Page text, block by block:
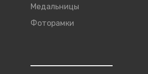
Медальницы
Фоторамки